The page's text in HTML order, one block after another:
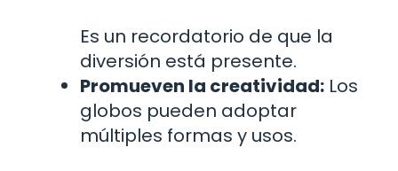
Es un recordatorio de que la
diversión está presente.
Promueven la creatividad: Los
globos pueden adoptar
múltiples formas y usos.